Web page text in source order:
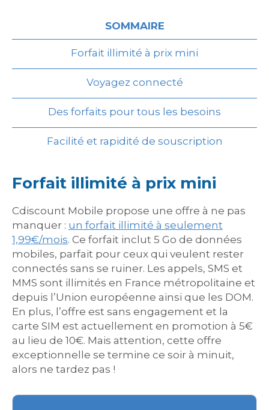
SOMMAIRE
Forfait illimité à prix mini
Voyagez connecté
Des forfaits pour tous les besoins
Facilité et rapidité de souscription
Forfait illimité à prix mini
Cdiscount Mobile propose une offre à ne pas
manquer : un forfait illimité à seulement
1,99€/mois. Ce forfait inclut 5 Go de données
mobiles, parfait pour ceux qui veulent rester
connectés sans se ruiner. Les appels, SMS et
MMS sont illimités en France métropolitaine et
depuis l’Union européenne ainsi que les DOM.
En plus, l’offre est sans engagement et la
carte SIM est actuellement en promotion à 5€
au lieu de 10€. Mais attention, cette offre
exceptionnelle se termine ce soir à minuit,
alors ne tardez pas !